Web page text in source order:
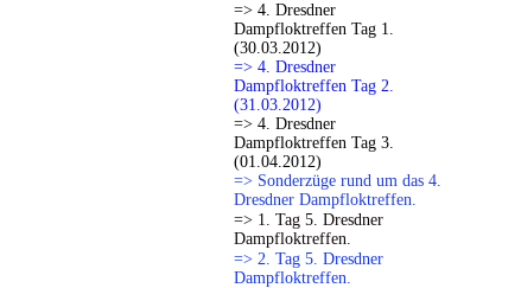
=> 4. Dresdner
Dampfloktreffen Tag 1.
(30.03.2012)
=> 4. Dresdner
Dampfloktreffen Tag 2.
(31.03.2012)
=> 4. Dresdner
Dampfloktreffen Tag 3.
(01.04.2012)
=> Sonderzüge rund um das 4.
Dresdner Dampfloktreffen.
=> 1. Tag 5. Dresdner
Dampfloktreffen.
=> 2. Tag 5. Dresdner
Dampfloktreffen.